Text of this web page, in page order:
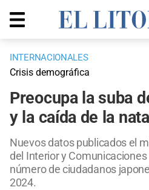
INTERNACIONALES
Crisis demográfica
Preocupa la suba
y la caída de la
Nuevos datos publicados el
del Interior y
número de ciudadanos
2024.